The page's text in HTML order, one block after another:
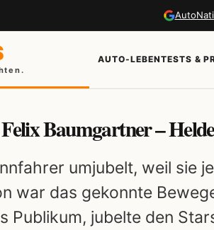
AUTO-LEBENTESTS &
Baumgartner –
umjubelt, weil sie
war das gekonnte
Publikum, jubelte den